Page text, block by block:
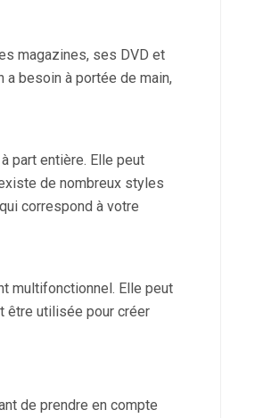
magazines, ses DVD et
besoin à portée de main,
part entière. Elle peut
de nombreux styles
correspond à votre
multifonctionnel. Elle peut
être utilisée pour créer
de prendre en compte